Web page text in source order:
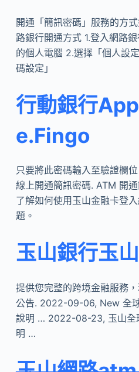
開通「簡訊密碼」服務的方
路銀行開通方式 1.登入網路
的個人電腦 2.選擇「個人設
碼設定」
行動銀行
e.Fingo
只要將此密碼輸入至驗證欄
線上開通簡訊密碼. ATM 開
了解如何使用玉山金融卡登
題。
玉山銀行玉
提供您完整的跨境金融服務
公告. 2022-09-06, New 全
說明 … 2022-08-23, 玉山全
明 …